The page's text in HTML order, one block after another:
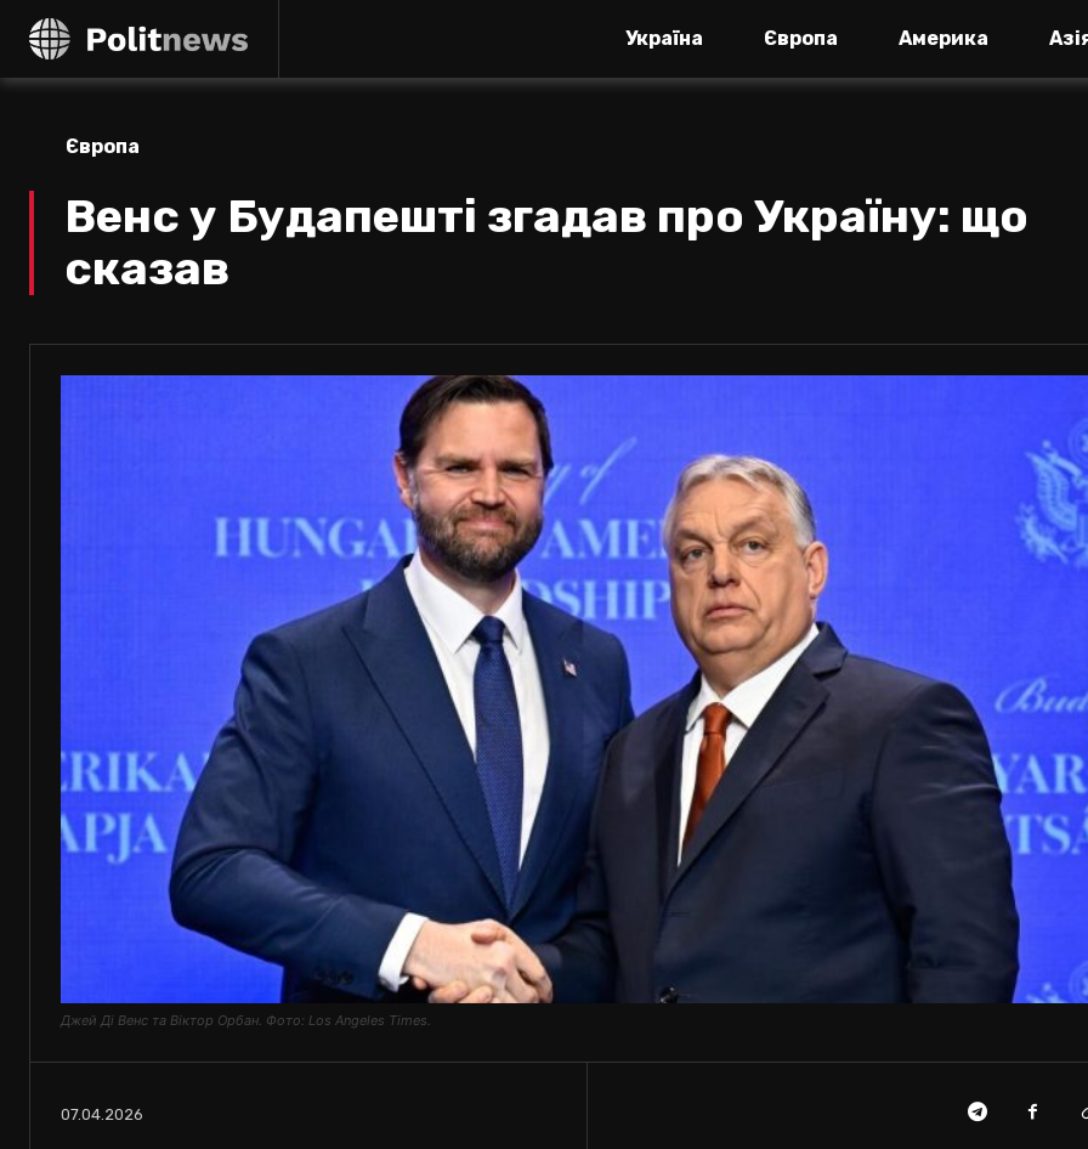
Україна Європа Америка
Європа
Венс у Будапешті згадав про Україну: що
сказав
Джей Ді Венс та Віктор Орбан. Фото: Los Angeles Times.
07.04.2026